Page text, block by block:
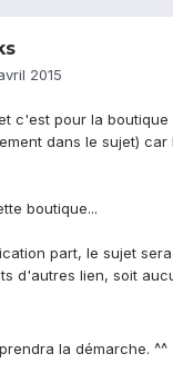
2015
c'est pour la
dans le sujet)
boutique...
part, le sujet
d'autres lien, soit
la démarche. ^^